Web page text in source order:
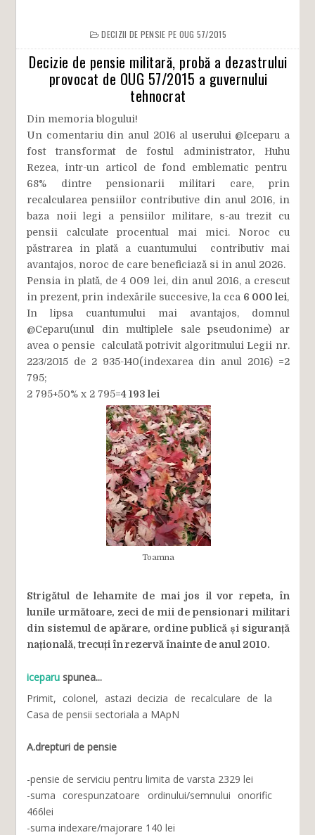
DECIZII DE PENSIE PE OUG 57/2015
Decizie de pensie militară, probă a dezastrului
provocat de OUG 57/2015 a guvernului
tehnocrat
Din memoria blogului!
Un comentariu din anul 2016 al userului @Iceparu a
fost transformat de fostul administrator, Huhu
Rezea, intr-un articol de fond emblematic pentru
68% dintre pensionarii militari care, prin
recalcularea pensiilor contributive din anul 2016, in
baza noii legi a pensiilor militare, s-au trezit cu
pensii calculate procentual mai mici. Noroc cu
păstrarea in plată a cuantumului contributiv mai
avantajos, noroc de care beneficiază si in anul 2026.
Pensia in plată, de 4 009 lei, din anul 2016, a crescut
in prezent, prin indexările succesive, la cca 6 000 lei,
In lipsa cuantumului mai avantajos, domnul
@Ceparu(unul din multiplele sale pseudonime) ar
avea o pensie calculată potrivit algoritmului Legii nr.
223/2015 de 2 935-140(indexarea din anul 2016) =2
795;
2 795+50% x 2 795=4 193 lei
Toamna
Strigătul de lehamite de mai jos il vor repeta, în
lunile următoare, zeci de mii de pensionari militari
din sistemul de apărare, ordine publică și siguranță
națională, trecuți în rezervă înainte de anul 2010.
iceparu spunea...
Primit, colonel, astazi decizia de recalculare de la
Casa de pensii sectoriala a MApN
A.drepturi de pensie
-pensie de serviciu pentru limita de varsta 2329 lei
-suma corespunzatoare ordinului/semnului onorific
466lei
-suma indexare/majorare 140 lei